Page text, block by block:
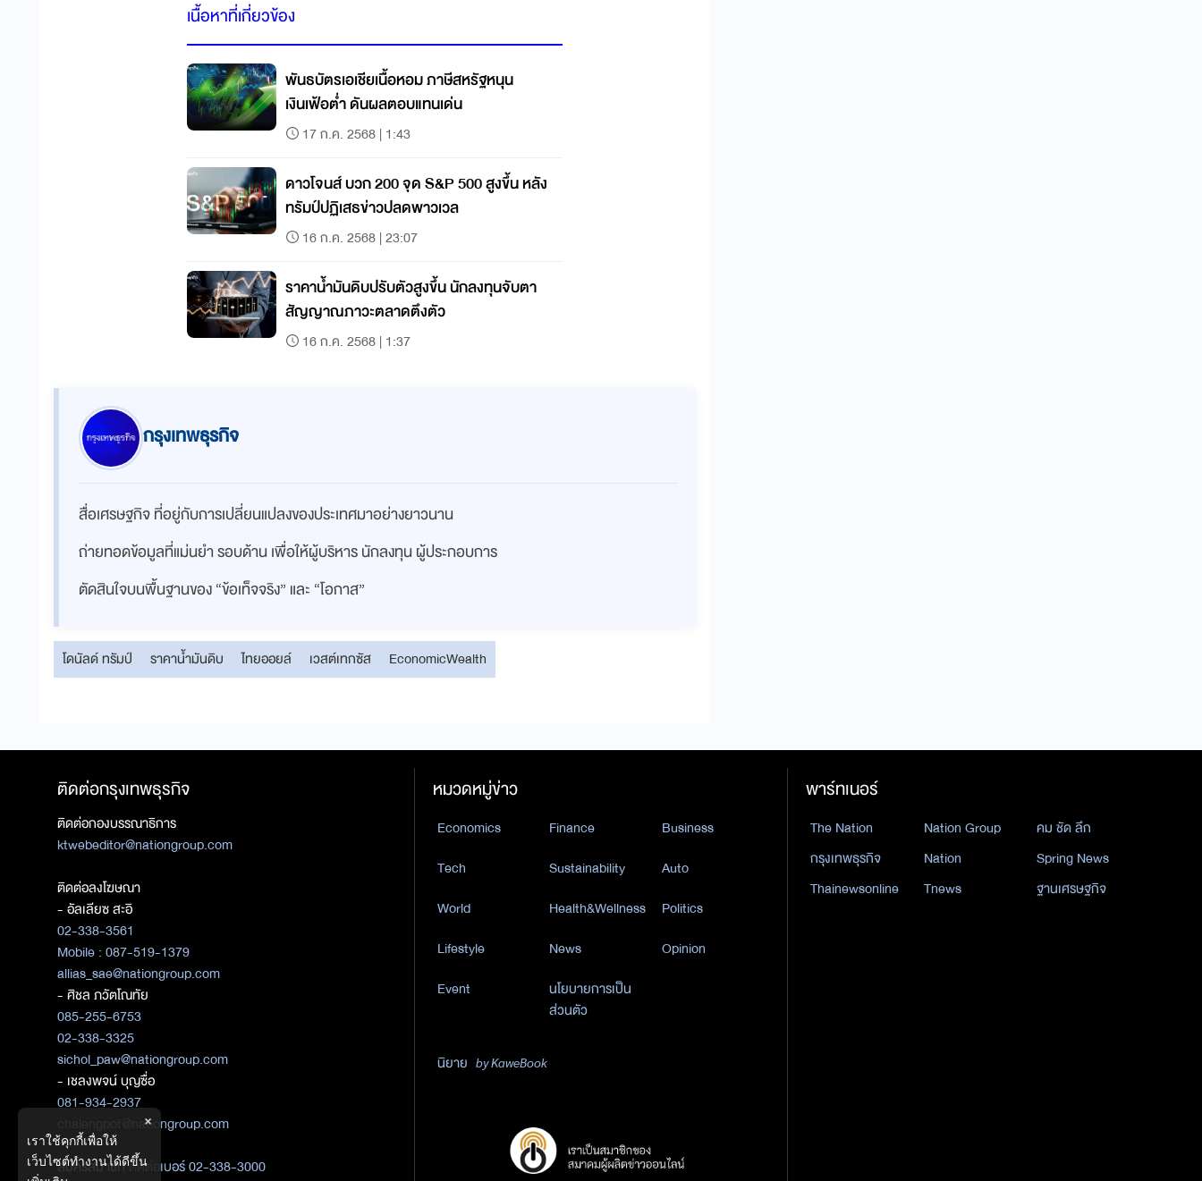
เนื้อหาที่เกี่ยวข้อง
พันธบัตรเอเชียเนื้อหอม ภาษีสหรัฐหนุน
เงินเฟ้อต่ำ ดันผลตอบแทนเด่น
17 ก.ค. 2568 | 1:43
ดาวโจนส์ บวก 200 จุด S&P 500 สูงขึ้น หลัง
ทรัมป์ปฏิเสธข่าวปลดพาวเวล
16 ก.ค. 2568 | 23:07
ราคาน้ำมันดิบปรับตัวสูงขึ้น นักลงทุนจับตา
สัญญาณภาวะตลาดตึงตัว
16 ก.ค. 2568 | 1:37
กรุงเทพธุรกิจ
สื่อเศรษฐกิจ ที่อยู่กับการเปลี่ยนแปลงของประเทศมาอย่างยาวนาน
ถ่ายทอดข้อมูลที่แม่นยำ รอบด้าน เพื่อให้ผู้บริหาร นักลงทุน ผู้ประกอบการ
ตัดสินใจบนพื้นฐานของ “ข้อเท็จจริง” และ “โอกาส”
โดนัลด์ ทรัมป์ ราคาน้ำมันดิบ ไทยออยล์ เวสต์เทกซัส EconomicWealth
ติดต่อกรุงเทพธุรกิจ
ติดต่อกองบรรณาธิการ
ktwebeditor@nationgroup.com
ติดต่อลงโฆษณา
- อัลเลียซ สะอิ
02-338-3561
Mobile : 087-519-1379
allias_sae@nationgroup.com
- ศิชล ภวัตโณทัย
085-255-6753
02-338-3325
sichol_paw@nationgroup.com
- เชลงพจน์ บุญซื่อ
081-934-2937
chalengpot@nationgroup.com
สมัครสมาชิกติดต่อเบอร์ 02-338-3000
หมวดหมู่ข่าว
Economics Finance
Business
Tech
Sustainability
Auto
World
Health&Wellness
Politics
Lifestyle
News
Opinion
Event
นโยบายการเป็น
ส่วนตัว
นิยาย by KaweBook
พาร์ทเนอร์
The Nation Nation Group
คม ชัด ลึก
กรุงเทพธุรกิจ
Nation
Spring News
Thainewsonline
Tnews ฐานเศรษฐกิจ
×
เราใช้คุกกี้เพื่อให้
เว็บไซต์ทำงานได้ดีขึ้น